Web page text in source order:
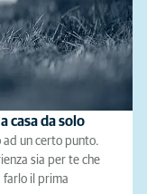
casa da solo
ad un certo punto.
sia per te che
farlo il prima